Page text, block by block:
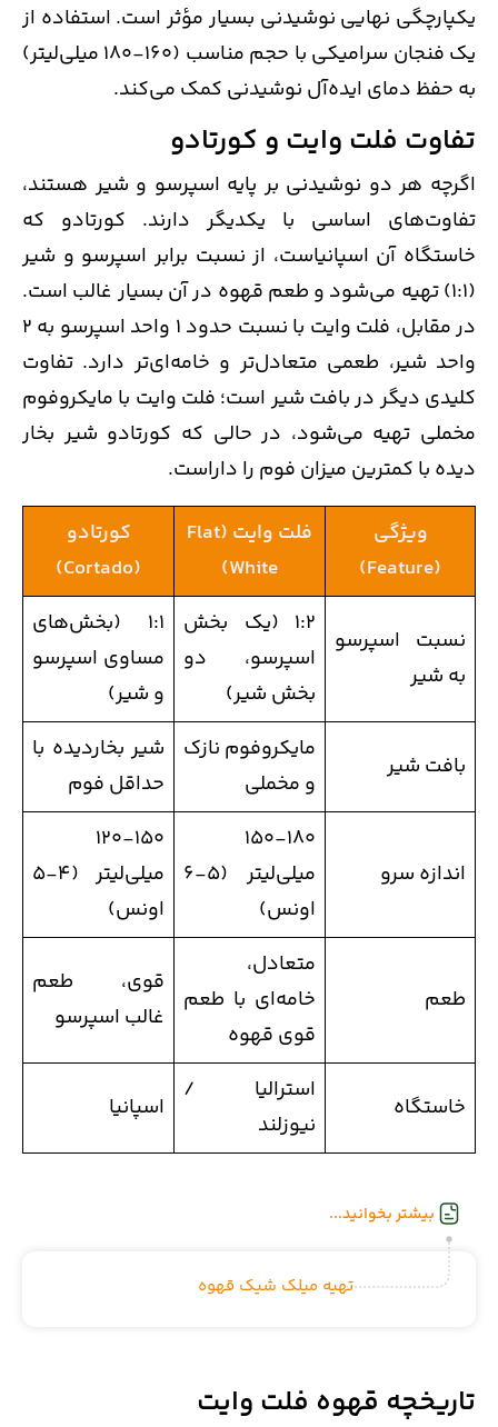
یکپارچگی نهایی نوشیدنی بسیار مؤثر است. استفاده از
یک فنجان سرامیکی با حجم مناسب (160-180 میلی‌لیتر)
به حفظ دمای ایده‌آل نوشیدنی کمک می‌کند.
تفاوت فلت وایت و کورتادو
اگرچه هر دو نوشیدنی بر پایه اسپرسو و شیر هستند،
تفاوت‌های اساسی با یکدیگر دارند. کورتادو که
خاستگاه آن اسپانیاست، از نسبت برابر اسپرسو و شیر
(1:1) تهیه می‌شود و طعم قهوه در آن بسیار غالب است.
در مقابل، فلت وایت با نسبت حدود 1 واحد اسپرسو به 2
واحد شیر، طعمی متعادل‌تر و خامه‌ای‌تر دارد. تفاوت
کلیدی دیگر در بافت شیر است؛ فلت وایت با مایکروفوم
مخملی تهیه می‌شود، در حالی که کورتادو شیر بخار
دیده با کمترین میزان فوم را داراست.
ویژگی
(Feature)
فلت وایت (Flat
White)
کورتادو
(Cortado)
نسبت اسپرسو
به شیر
1:2 (یک بخش
اسپرسو، دو
بخش شیر)
1:1 (بخش‌های
مساوی اسپرسو
و شیر)
بافت شیر
مایکروفوم نازک
و مخملی
شیر بخاردیده با
حداقل فوم
اندازه سرو
150-180
میلی‌لیتر (5-6
اونس)
120-150
میلی‌لیتر (4-5
اونس)
طعم
متعادل،
خامه‌ای با طعم
قوی قهوه
قوی، طعم
غالب اسپرسو
خاستگاه
استرالیا /
نیوزلند
اسپانیا
بیشتر بخوانید...
تهیه میلک شیک قهوه
تاریخچه قهوه فلت وایت